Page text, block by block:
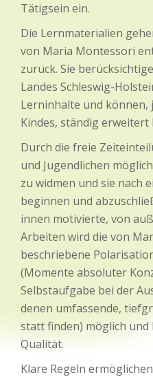
Tätigsein ein.
Die Lernmaterialien
von Maria Montessori
zurück. Sie
Landes Schleswig-
Lerninhalte und können,
Kindes, ständig erweitert
Durch die freie
und Jugendlichen
zu widmen und sie nach
beginnen und
innen motivierte, von
Arbeiten wird die von
beschriebene
(Momente absoluter
Selbstaufgabe bei der
denen umfassende,
statt finden) möglich
Qualität.
Klare Regeln